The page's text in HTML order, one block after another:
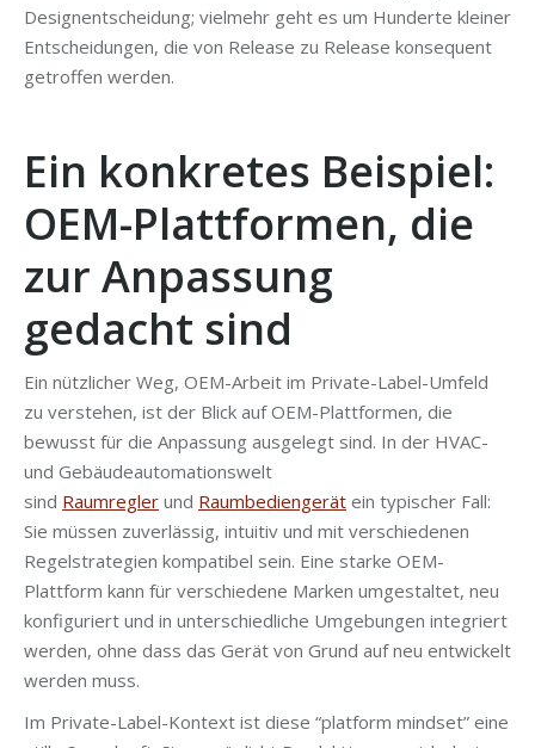
Designentscheidung; vielmehr geht es um Hunderte kleiner
Entscheidungen, die von Release zu Release konsequent
getroffen werden.
Ein konkretes Beispiel:
OEM-Plattformen, die
zur Anpassung
gedacht sind
Ein nützlicher Weg, OEM-Arbeit im Private-Label-Umfeld
zu verstehen, ist der Blick auf OEM-Plattformen, die
bewusst für die Anpassung ausgelegt sind. In der HVAC-
und Gebäudeautomationswelt
sind Raumregler und Raumbediengerät ein typischer Fall:
Sie müssen zuverlässig, intuitiv und mit verschiedenen
Regelstrategien kompatibel sein. Eine starke OEM-
Plattform kann für verschiedene Marken umgestaltet, neu
konfiguriert und in unterschiedliche Umgebungen integriert
werden, ohne dass das Gerät von Grund auf neu entwickelt
werden muss.
Im Private-Label-Kontext ist diese “platform mindset” eine